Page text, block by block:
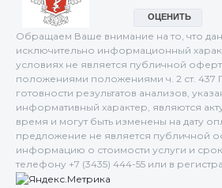
Обращаем Ваше внимание на то, что
исключительно информационный
условиях не является публичной
положениями положениями ч. 2 ст. 437
готовности результатов анализов,
информативный характер, являются
время и могут быть изменены на дату
предложение не является публичной
информацию о стоимости услуги и
телефону +7 (3435) 444-55 или в